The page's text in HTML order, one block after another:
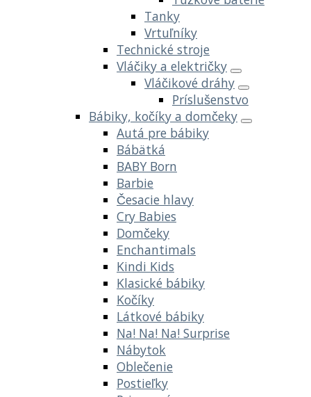
Tanky
Vrtuľníky
Technické stroje
Vláčiky a električky
Vláčikové dráhy
Príslušenstvo
Bábiky, kočíky a domčeky
Autá pre bábiky
Bábätká
BABY Born
Barbie
Česacie hlavy
Cry Babies
Domčeky
Enchantimals
Kindi Kids
Klasické bábiky
Kočíky
Látkové bábiky
Na! Na! Na! Surprise
Nábytok
Oblečenie
Postieľky